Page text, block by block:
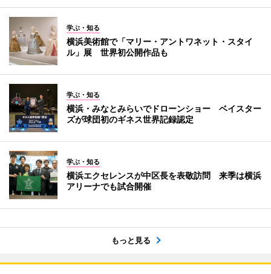
学ぶ・知る
横浜美術館で「マリー・アントワネット・スタイ
ル」展 世界初公開作品も
学ぶ・知る
横浜・みなとみらいでドローンショー ベイスター
ズが球団初のギネス世界記録認定
学ぶ・知る
横浜エクセレンスが中区長を表敬訪問 来季は横浜
アリーナでも試合開催
もっと見る